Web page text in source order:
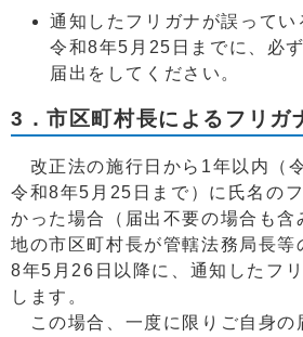
通知したフリガナが誤ってい
令和8年5月25日までに、必
届出をしてください。
3．市区町村長によるフリガ
改正法の施行日から1年以内（
令和8年5月25日まで）に氏名の
かった場合（届出不要の場合も含
地の市区町村長が管轄法務局長等
8年5月26日以降に、通知したフ
します。
この場合、一度に限りご自身の